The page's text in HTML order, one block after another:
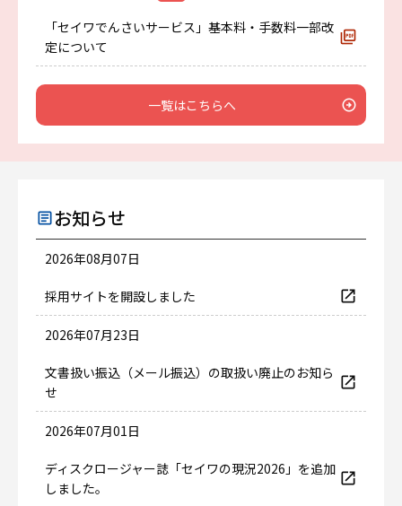
「セイワでんさいサービス」基本料・手数料一部改
定について
一覧はこちらへ
お知らせ
2026年08月07日
採用サイトを開設しました
2026年07月23日
文書扱い振込（メール振込）の取扱い廃止のお知ら
せ
2026年07月01日
ディスクロージャー誌「セイワの現況2026」を追加
しました。